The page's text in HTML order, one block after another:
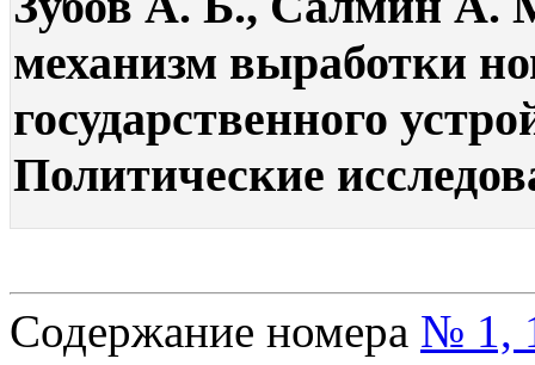
механизм выработки
государственного
Политические
Содержание номера № 1,